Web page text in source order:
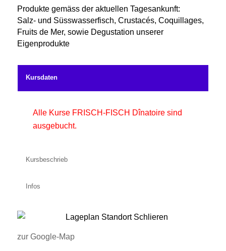
Produkte gemäss der aktuellen Tagesankunft:
Salz- und Süsswasserfisch, Crustacés, Coquillages,
Fruits de Mer, sowie Degustation unserer
Eigenprodukte
Kursdaten
Alle Kurse FRISCH-FISCH Dînatoire sind
ausgebucht.
Kursbeschrieb
Infos
zur Google-Map